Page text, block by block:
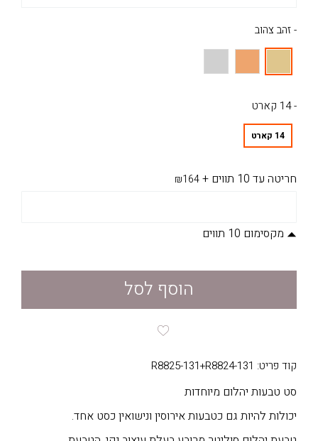
- זהב צהוב
- 14 קארט
14 קארט
חריטה עד 10 תווים +
₪164
מקסימום 10 תווים
הוסף לסל
קוד פריט: R8825-131+R8824-131
סט טבעות יהלום מיוחדות
יכולות להיות גם כטבעות אירוסין ונישואין כסט אחד.